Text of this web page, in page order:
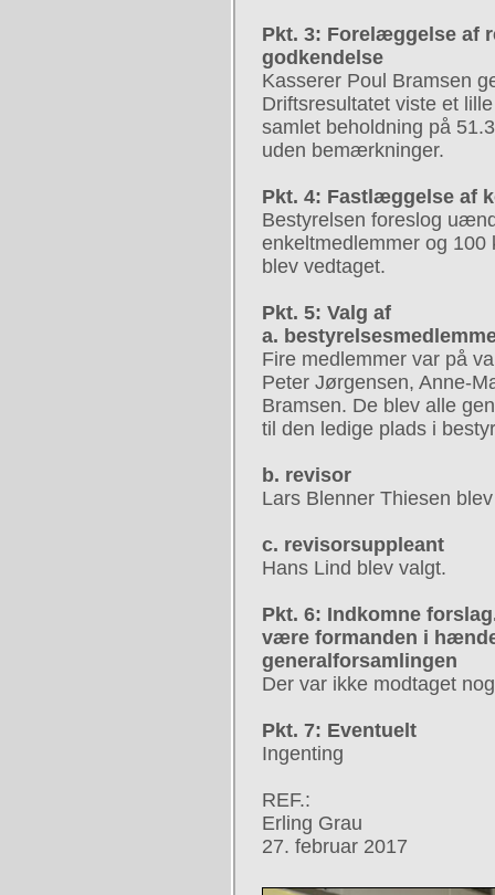
Pkt. 3: Forelæggelse af
godkendelse
Kasserer Poul Bramsen
Driftsresultatet viste et
samlet beholdning på
uden bemærkninger.
Pkt. 4: Fastlæggelse af
Bestyrelsen foreslog
enkeltmedlemmer og 100
blev vedtaget.
Pkt. 5: Valg af
a.
Fire medlemmer var på
Peter Jørgensen, Anne-
Bramsen. De blev alle
til den ledige plads i
b. revisor
Lars Blenner Thiesen
c. revisorsuppleant
Hans Lind blev valgt.
Pkt. 6: Indkomne
være formanden i
generalforsamlingen
Der var ikke modtaget
Pkt. 7: Eventuelt
Ingenting
REF.:
Erling Grau
27. februar 2017